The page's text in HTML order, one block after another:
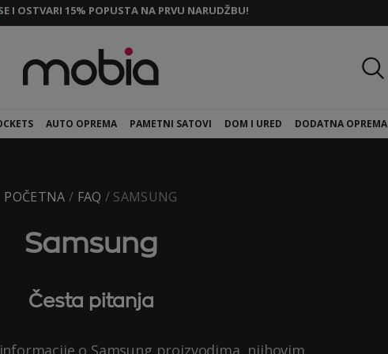
I OSTVARI 15% POPUSTA NA PRVU NARUDŽBU!
AUTO OPREMA PAMETNI SATOVI DOM I URED DODATNA OPREMA
POČETNA / FAQ / SAMSUNG
Samsung
Česta pitanja
o Samsung proizvodima, njihovim